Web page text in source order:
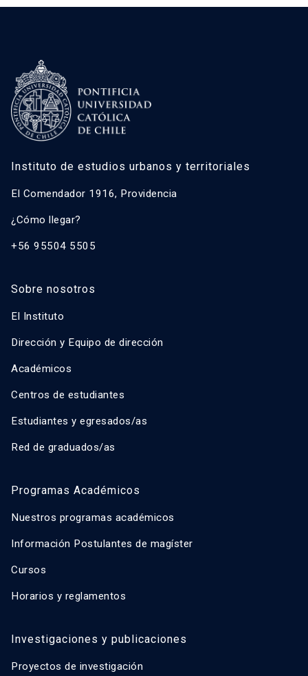
José Rosas Vera
Francisco Sabatini Downey
Gonzalo Salazar Preece
Javier Ruiz-Tagle Venero
Caroline Stamm
Ricardo Truffello Robledo
Magdalena Vicuña Del Río
Instituto de estudios urbanos y territoriales
El Comendador 1916, Providencia
¿Cómo llegar?
+56 95504 5505
Sobre nosotros
El Instituto
Dirección y Equipo de dirección
Académicos
Centros de estudiantes
Estudiantes y egresados/as
Red de graduados/as
Programas Académicos
Nuestros programas académicos
Información Postulantes de magíster
Cursos
Horarios y reglamentos
Investigaciones y publicaciones
Proyectos de investigación